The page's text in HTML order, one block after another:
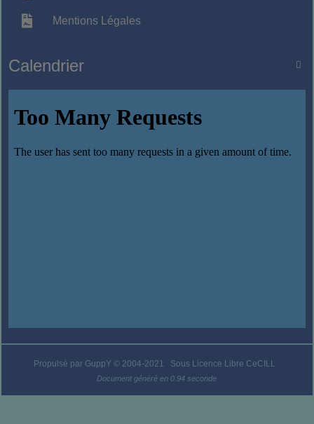
Mentions Légales

Calendrier
Propulsé par GuppY© 2004-2021 Sous Licence Libre CeCILL
Document généré en 0.94 seconde